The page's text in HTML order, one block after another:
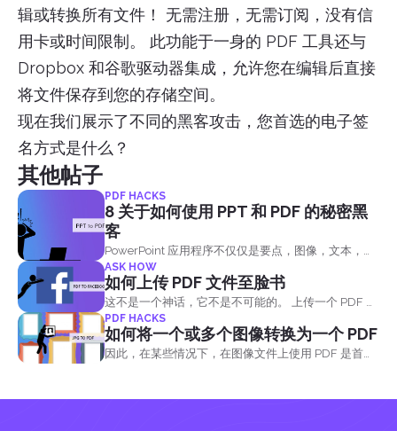
辑或转换所有文件！ 无需注册，无需订阅，没有信
用卡或时间限制。 此功能于一身的 PDF 工具还与
Dropbox 和谷歌驱动器集成，允许您在编辑后直接
将文件保存到您的存储空间。
现在我们展示了不同的黑客攻击，您首选的电子签
名方式是什么？
其他帖子
PDF HACKS
8 关于如何使用 PPT 和 PDF 的秘密黑
客
PowerPoint 应用程序不仅仅是要点，图像，文本，背
景和动画。 你可以在这里学习它与 DeftPDF
ASK HOW
如何上传 PDF 文件至脸书
这不是一个神话，它不是不可能的。 上传一个 PDF 文
件到 Facebook 可以在某些情况下或某些方式，你可以
解决主要的社交媒体 #38 完成; rsquo 的; 不打破他们
的规则. &nbsp; 有四种方法可以做到这一点，如果你
唐 & rsquo 的; t 打扰试图上传他们的个人资料，因为
PDF HACKS
如何将一个或多个图像转换为一个 PDF
因此，在某些情况下，在图像文件上使用 PDF 是首